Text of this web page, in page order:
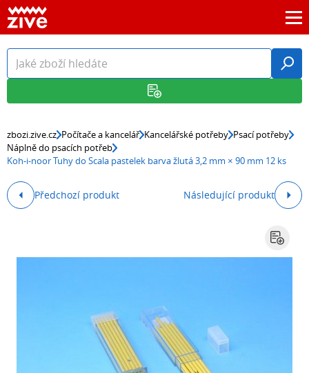
zbozi.zive.cz Počítače a kancelář Kancelářské potřeby Psací potřeby
Náplně do psacích potřeb
Koh-i-noor Tuhy do Scala pastelek barva žlutá 3,2 mm × 90 mm 12 ks
Předchozí produkt Následující produkt